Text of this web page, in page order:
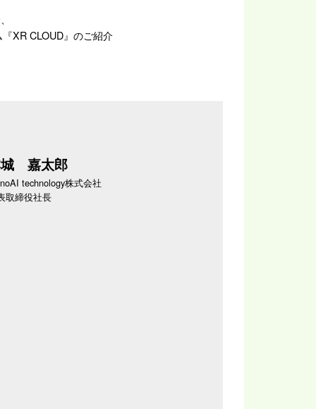
XR CLOUD』のご紹介
嘉太郎
technology株式会社
取締役社長